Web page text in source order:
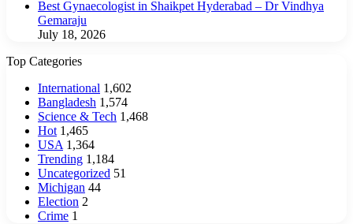
Best Gynaecologist in Shaikpet Hyderabad – Dr Vindhya
Gemaraju
July 18, 2026
Top Categories
International 1,602
Bangladesh 1,574
Science & Tech 1,468
Hot 1,465
USA 1,364
Trending 1,184
Uncategorized 51
Michigan 44
Election 2
Crime 1